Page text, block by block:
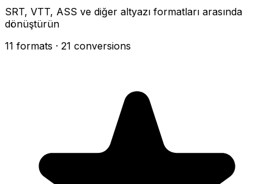
SRT, VTT, ASS ve diğer altyazı formatları arasında
dönüştürün
11 formats · 21 conversions